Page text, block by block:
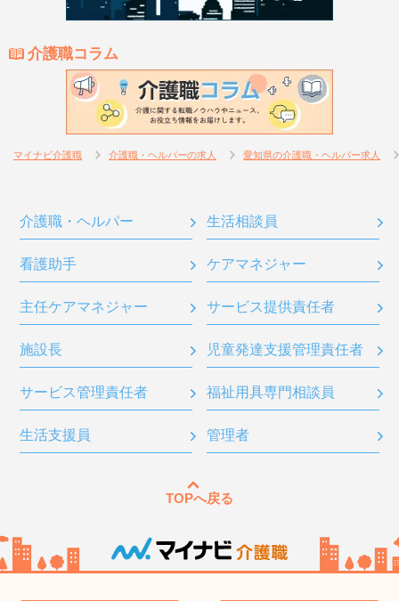
介護職コラム
マイナビ介護職 介護職・ヘルパーの求人 愛知県の介護職・ヘルパー求人
介護職・ヘルパー 生活相談員
看護助手 ケアマネジャー
主任ケアマネジャー サービス提供責任者
施設長 児童発達支援管理責任者
サービス管理責任者 福祉用具専門相談員
生活支援員 管理者
TOPへ戻る